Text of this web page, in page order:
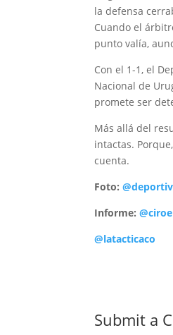
la defensa
Cuando el
punto valía,
Con el 1-1, el
Nacional de
promete ser
Más allá del
intactas.
cuenta.
Foto:
Informe:
@latacticaco
Submit a